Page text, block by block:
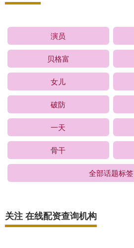
演员
贝格富
女儿
破防
一天
骨干
全部话题标签
关注 在线配资查询机构